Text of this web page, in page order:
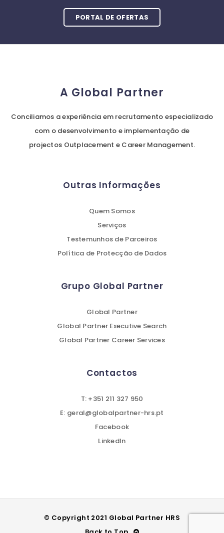
PORTAL DE OFERTAS
A Global Partner
Conciliamos a experiência em recrutamento especializado
com o desenvolvimento e implementação de
projectos Outplacement e Career Management.
Outras Informações
Quem Somos
Serviços
Testemunhos de Parceiros
Política de Protecção de Dados
Grupo Global Partner
Global Partner
Global Partner Executive Search
Global Partner Career Services
Contactos
T: +351 211 327 950
E: geral@globalpartner-hrs.pt
Facebook
LinkedIn
© Copyright 2021 Global Partner HRS